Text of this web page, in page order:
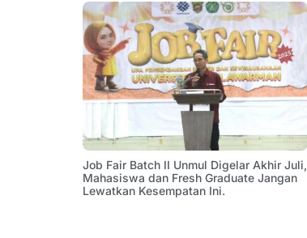
Job Fair Batch II Unmul Digelar Akhir Juli,
Mahasiswa dan Fresh Graduate Jangan
Lewatkan Kesempatan Ini.